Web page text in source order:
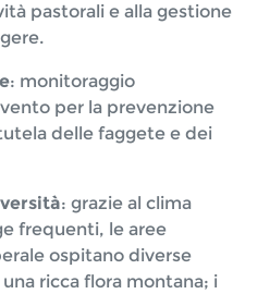
pastorali e alla gestione
: monitoraggio
per la prevenzione
delle faggete e dei
: grazie al clima
frequenti, le aree
ospitano diverse
ricca flora montana; i